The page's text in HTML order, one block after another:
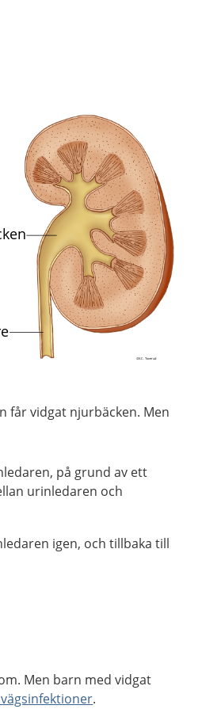
får vidgat njurbäcken. Men
på grund av ett
urinledaren och
igen, och tillbaka till
Men barn med vidgat
.